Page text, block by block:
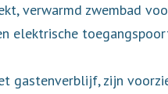
verwarmd zwembad
elektrische
gastenverblijf, zijn